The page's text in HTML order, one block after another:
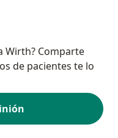
Wirth? Comparte
de pacientes te lo